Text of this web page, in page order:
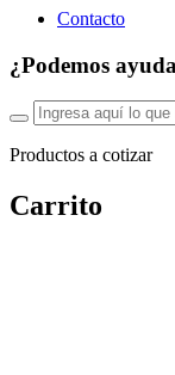
Contacto
¿Podemos
Productos a cotizar
Carrito